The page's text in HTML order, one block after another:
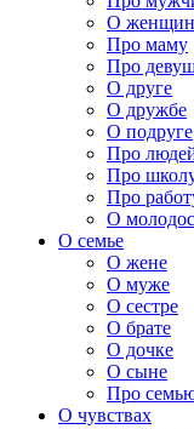
О
Про маму
Про
О друге
О дружбе
О подруге
Про
Про
Про
О
О семье
О жене
О муже
О сестре
О брате
О дочке
О сыне
Про
О чувствах